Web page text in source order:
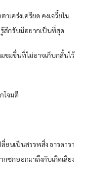
เคร่งเครียด คงเจวี๋ยใน
สึกรับมือยากเป็นที่สุด
ขมขื่นที่ไม่อาจเก็บกลั้นไว้
โจมตี
นเป็นสรรพสิ่ง ธารดารา
ชกออกมาถึงกับเกิดเสียง